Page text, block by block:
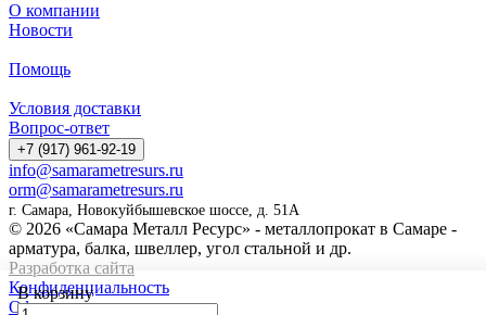
В корзину
О компании
Новости
Помощь
Условия доставки
Вопрос-ответ
+7 (917) 961-92-19
info@samarametresurs.ru
orm@samarametresurs.ru
г. Самара, Новокуйбышевское шоссе, д. 51А
© 2026 «Самара Металл Ресурс» - металлопрокат в Самаре -
арматура, балка, швеллер, угол стальной и др.
Разработка сайта
Конфиденциальность
Оферта